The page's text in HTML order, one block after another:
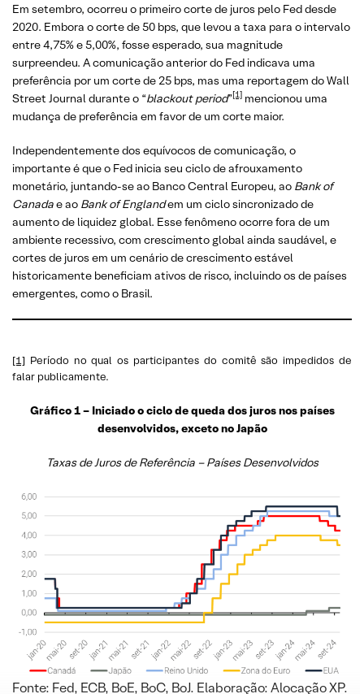
Em setembro, ocorreu o primeiro corte de juros pelo Fed desde
2020. Embora o corte de 50 bps, que levou a taxa para o intervalo
entre 4,75% e 5,00%, fosse esperado, sua magnitude
surpreendeu. A comunicação anterior do Fed indicava uma
preferência por um corte de 25 bps, mas uma reportagem do Wall
Street Journal durante o “blackout period”[1] mencionou uma
mudança de preferência em favor de um corte maior.
Independentemente dos equívocos de comunicação, o
importante é que o Fed inicia seu ciclo de afrouxamento
monetário, juntando-se ao Banco Central Europeu, ao Bank of
Canadae ao Bank of Englandem um ciclo sincronizado de
aumento de liquidez global. Esse fenômeno ocorre fora de um
ambiente recessivo, com crescimento global ainda saudável, e
cortes de juros em um cenário de crescimento estável
historicamente beneficiam ativos de risco, incluindo os de países
emergentes, como o Brasil.
[1] Período no qual os participantes do comitê são impedidos de
falar publicamente.
Gráfico 1 – Iniciado o ciclo de queda dos juros nos países
desenvolvidos, exceto no Japão
Taxas de Juros de Referência – Países Desenvolvidos
Fonte: Fed, ECB, BoE, BoC, BoJ. Elaboração: Alocação XP.